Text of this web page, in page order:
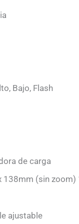
Bajo, Flash
de carga
(sin
ajustable